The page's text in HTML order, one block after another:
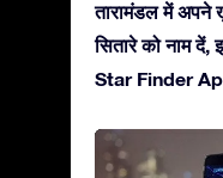
तारामंडल में अपने
सितारे को नाम
Star Finder